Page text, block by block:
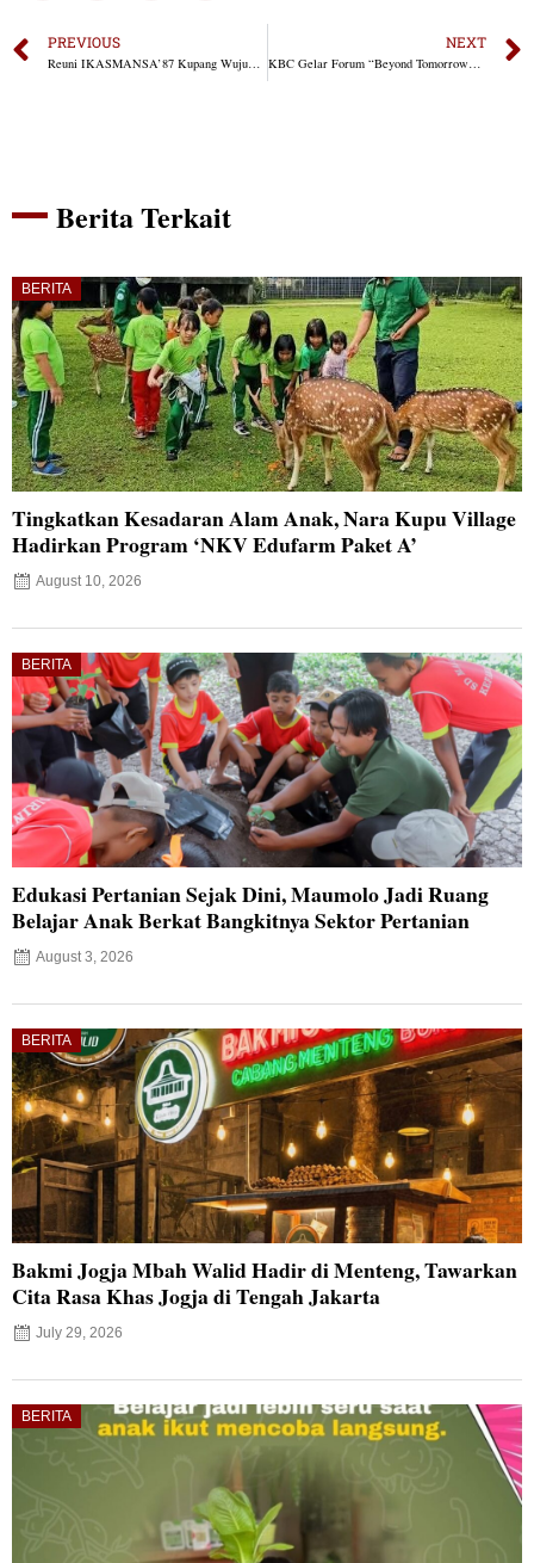
PREVIOUS
Reuni IKASMANSA’87 Kupang Wujudkan Karya Bakti di Kampung Maumolo
NEXT
KBC Gelar Forum “Beyond Tomorrow” untuk Dorong Optimisme Ekonomi dan Kolaborasi Alumni UAJY
Berita Terkait
BERITA
Tingkatkan Kesadaran Alam Anak, Nara Kupu Village
Hadirkan Program ‘NKV Edufarm Paket A’
August 10, 2026
BERITA
Edukasi Pertanian Sejak Dini, Maumolo Jadi Ruang
Belajar Anak Berkat Bangkitnya Sektor Pertanian
August 3, 2026
BERITA
Bakmi Jogja Mbah Walid Hadir di Menteng, Tawarkan
Cita Rasa Khas Jogja di Tengah Jakarta
July 29, 2026
BERITA